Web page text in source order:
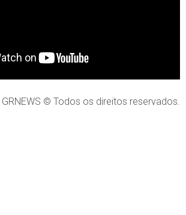
© Todos os direitos reservados.